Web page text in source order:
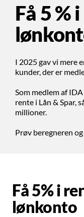
Få 5 %
I 2025 gav vi mere
kunder, der er
Som medlem af
rente i Lån & Spar,
millioner.
Prøv beregneren
Få 5% i
lønkonto